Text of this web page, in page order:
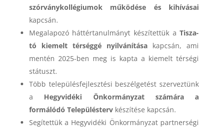
szórványkollégiumok működése és kihívásai
kapcsán.
Megalapozó háttértanulmányt készítettük aTisza-
tó kiemelt térséggé nyilvánítása kapcsán, ami
mentén 2025-ben meg is kapta a kiemelt térségi
státuszt.
Több településfejlesztési beszélgetést szerveztünk
a Hegyvidéki Önkormányzat számára a
formálódó Településtervkészítése kapcsán.
Segítettük a Hegyvidéki Önkormányzat partnerségi